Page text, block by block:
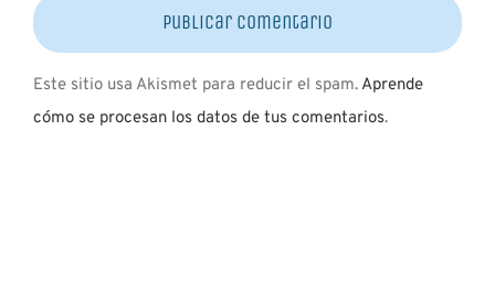
Este sitio usa Akismet para reducir el spam. Aprende
cómo se procesan los datos de tus comentarios.